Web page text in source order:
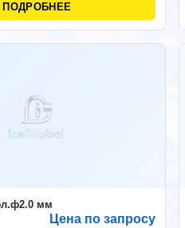
ПОДРОБНЕЕ
мм
Цена по запросу